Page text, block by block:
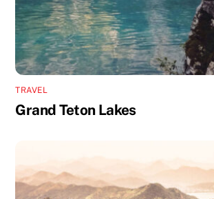
TRAVEL
Grand Teton Lakes